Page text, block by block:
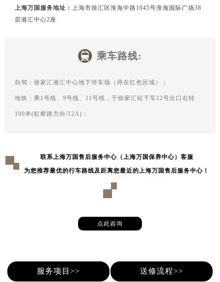
上海万国服务地址：
上海市徐汇区淮海中路1045号淮海国际广场38
层港汇中心2座
乘车路线:
自驾：徐家汇港汇中心地下停车场（停在红色区域）；
地铁：乘1号线、9号线、11号线，于徐家汇站下车12号出口右转
100米(虹桥路方向/12A)；
联系上海万国售后服务中心（上海万国保养中心）客服
为您推荐最优的行车路线及距离您最近的上海万国售后服务中心！
点此咨询
服务项目>> 送修流程>>